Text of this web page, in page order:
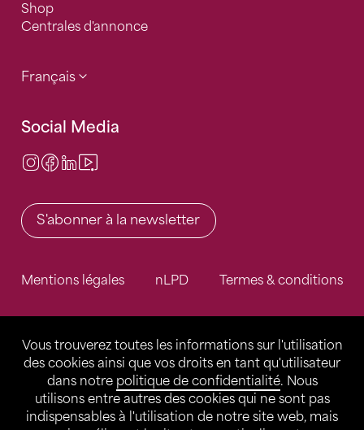
Vous trouverez toutes les informations sur l'utilisation
des cookies ainsi que vos droits en tant qu'utilisateur
dans notre politique de confidentialité. Nous
utilisons entre autres des cookies qui ne sont pas
indispensables à l'utilisation de notre site web, mais
Shop
Centrales d'annonce
Français
Social Media
Instagram
Facebook
LinkedIn
S'abonner à la newsletter
Mentions légales nLPD Termes & conditions